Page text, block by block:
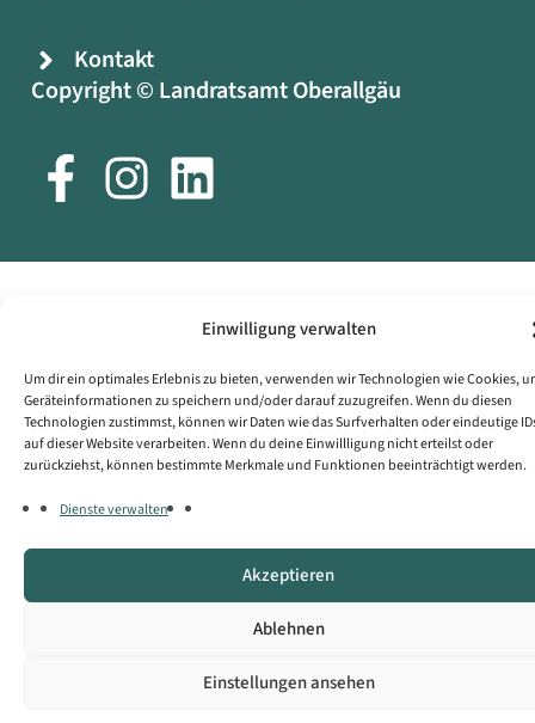
Einwilligung verwalten
Um dir ein optimales Erlebnis zu bieten, verwenden wir Technologien wie Cookies,
Geräteinformationen zu speichern und/oder darauf zuzugreifen. Wenn du diesen
Technologien zustimmst, können wir Daten wie das Surfverhalten oder eindeutige
auf dieser Website verarbeiten. Wenn du deine Einwillligung nicht erteilst oder
zurückziehst, können bestimmte Merkmale und Funktionen beeinträchtigt werden.
Dienste verwalten
Akzeptieren
Ablehnen
Einstellungen ansehen
Kontakt
Copyright © Landratsamt Oberallgäu